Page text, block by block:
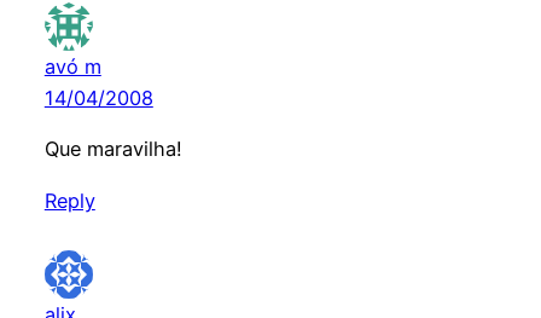
avó m
14/04/2008
Que maravilha!
Reply